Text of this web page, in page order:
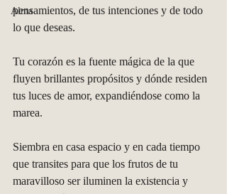
Alma
pensamientos, de tus intenciones y de todo
lo que deseas.
Tu corazón es la fuente mágica de la que
fluyen brillantes propósitos y dónde residen
tus luces de amor, expandiéndose como la
marea.
Siembra en casa espacio y en cada tiempo
que transites para que los frutos de tu
maravilloso ser iluminen la existencia y